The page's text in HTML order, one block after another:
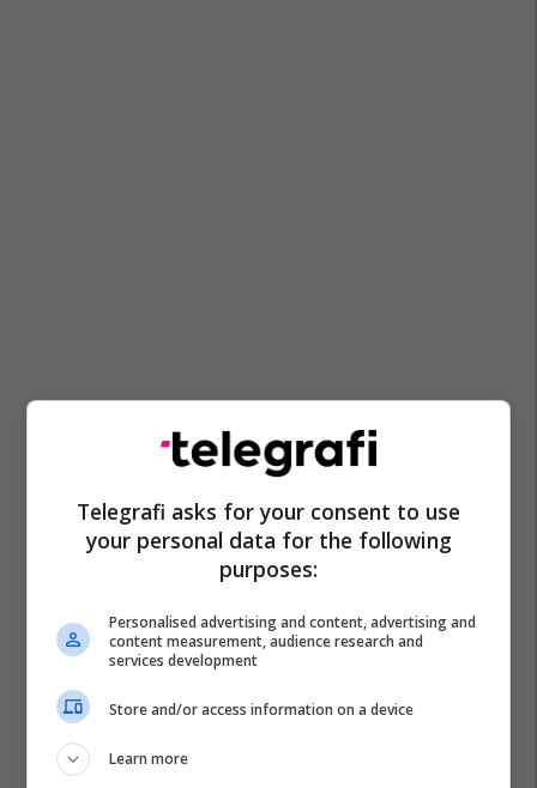
Telegrafi asks for your consent to use
your personal data for the following
purposes:
Personalised advertising and content, advertising and
content measurement, audience research and
services development
Store and/or access information on a device
Learn more